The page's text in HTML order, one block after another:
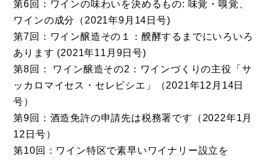
第6回：ワインの味わいを決めるもの: 味覚・嗅覚、
ワインの成分（2021年9月14日号)
第7回：ワイン醸造その１：醗酵するまでにいろいろ
あります (2021年11月9日号)
第8回： ワイン醸造その2：ワインづくりの主役「サ
ッカロマイセス・セレビシエ」（2021年12月14日
号）
第9回：酒造免許の申請先は税務署です（2022年1月
12日号）
第10回：ワイン特区で素早いワイナリー設立を